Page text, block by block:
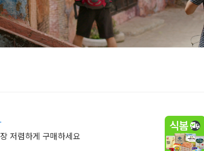
저렴하게 구매하세요